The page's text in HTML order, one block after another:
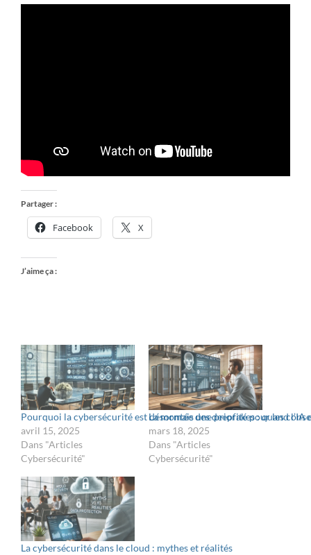
Partager :
Facebook X
J’aime ça :
Pourquoi la cybersécurité est désormais une priorité pour les
avril 15, 2025
Dans "Articles
Cybersécurité"
La montée des deepfakes : quand
mars 18, 2025
Dans "Articles
Cybersécurité"
La cybersécurité dans le cloud : mythes et réalités